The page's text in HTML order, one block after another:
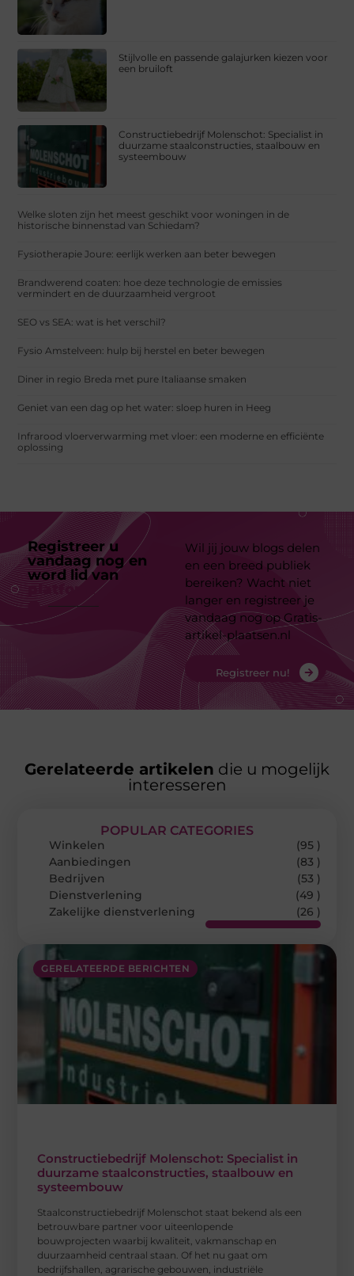
Stijlvolle en passende galajurken kiezen voor
een bruiloft
Constructiebedrijf Molenschot: Specialist in
duurzame staalconstructies, staalbouw en
systeembouw
Welke sloten zijn het meest geschikt voor woningen in de
historische binnenstad van Schiedam?
Fysiotherapie Joure: eerlijk werken aan beter bewegen
Brandwerend coaten: hoe deze technologie de emissies
vermindert en de duurzaamheid vergroot
SEO vs SEA: wat is het verschil?
Fysio Amstelveen: hulp bij herstel en beter bewegen
Diner in regio Breda met pure Italiaanse smaken
Geniet van een dag op het water: sloep huren in Heeg
Infrarood vloerverwarming met vloer: een moderne en efficiënte
oplossing
Registreer u
vandaag nog en
word lid van
platform
Wil jij jouw blogs delen
en een breed publiek
bereiken? Wacht niet
langer en registreer je
vandaag nog op Gratis-
artikel-plaatsen.nl
Registreer nu!
Gerelateerde artikelen die u mogelijk
interesseren
GERELATEERDE BERICHTEN
Constructiebedrijf Molenschot: Specialist in
duurzame staalconstructies, staalbouw en
systeembouw
Staalconstructiebedrijf Molenschot staat bekend als een
betrouwbare partner voor uiteenlopende
bouwprojecten waarbij kwaliteit, vakmanschap en
duurzaamheid centraal staan. Of het nu gaat om
bedrijfshallen, agrarische gebouwen, industriële
POPULAR CATEGORIES
Winkelen
(95 )
Aanbiedingen
(83 )
Bedrijven
(53 )
Dienstverlening
(49 )
Zakelijke dienstverlening
(26 )